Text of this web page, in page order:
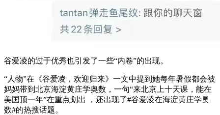
谷爱凌的过于优秀也引发了一些“内卷”的出现。
“人物”在《谷爱凌，欢迎归来》一文中提到她每年暑假都会被
妈妈带到北京海淀黄庄学奥数，一句“来北京上十天课，能在
美国顶一年”在重点划出 ，还出现了#谷爱凌在海淀黄庄学奥
数#的热搜话题。